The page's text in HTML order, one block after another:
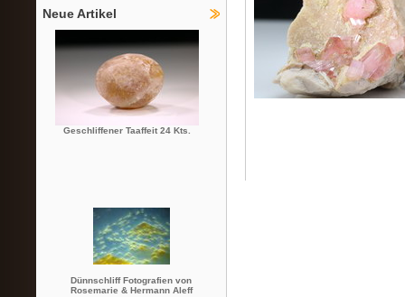
Neue Artikel
Geschliffener Taaffeit 24 Kts.
Dünnschliff Fotografien von
Rosemarie & Hermann Aleff